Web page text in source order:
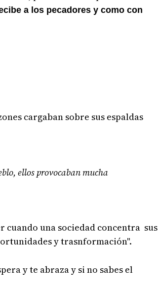
a los pecadores y como con
cargaban sobre sus espaldas
ellos provocaban mucha
cuando una sociedad concentra sus
y trasnformación".
y te abraza y si no sabes el